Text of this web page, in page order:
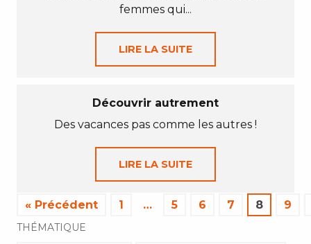
femmes qui...
LIRE LA SUITE
Découvrir autrement
Des vacances pas comme les autres !
LIRE LA SUITE
« Précédent 1 … 5 6 7 8 9
THÉMATIQUE